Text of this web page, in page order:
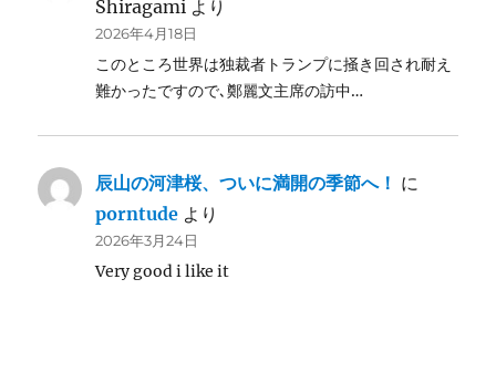
Shiragami より
2026年4月18日
このところ世界は独裁者トランプに掻き回され耐え
難かったですので､鄭麗文主席の訪中…
辰山の河津桜、ついに満開の季節へ！ に
porntude より
2026年3月24日
Very good i like it